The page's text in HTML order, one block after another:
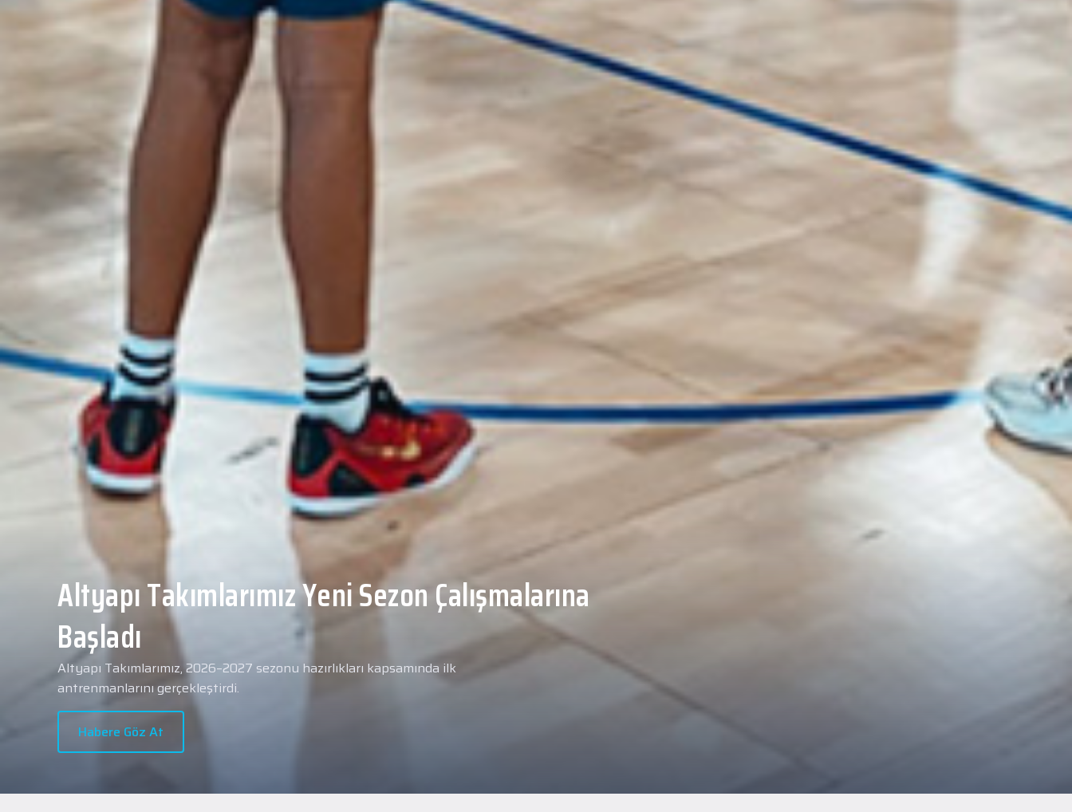
Yeni transferimiz Collin Malcolm, Anadolu Sağlık
Merkezi Hastanesi'nde sağlık kontrolünden
geçti.
2026 - 2027 sezonu öncesindeki transfer çalışmalarımız kapsamında yeni
transferlerimizden Collin Malcolm, bugün partnerimiz Anadolu Sağlık Merkezi
Hastanesi'nde kapsamlı sağlık kontrollerinden geçti.
Habere Göz At